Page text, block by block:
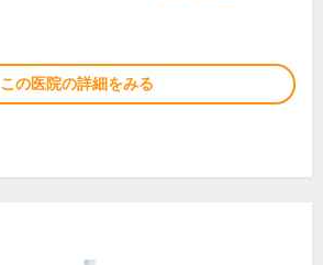
この医院の詳細をみる